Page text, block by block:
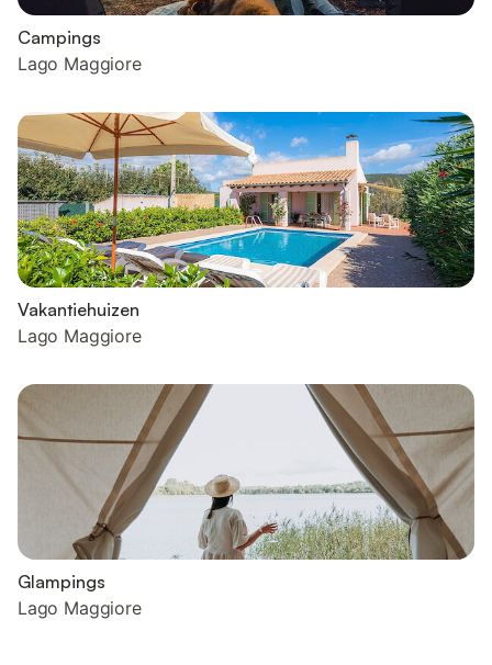
Campings
Lago Maggiore
Vakantiehuizen
Lago Maggiore
Glampings
Lago Maggiore